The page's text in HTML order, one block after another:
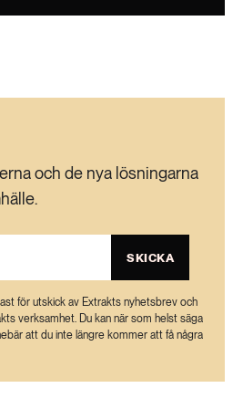
skadorna de orsakar.
arter beräknades 2019
kronor, en summa som har
löper störst risk att
är ursprungsbefolkningar
som i stor utsträckning är
runtom sig. Över 2 300
arter återfinns på mark som
framhåller att det så
och de nya lösningarna
SKICKA
för utskick av Extrakts nyhetsbrev och
verksamhet. Du kan när som helst säga
att du inte längre kommer att få några